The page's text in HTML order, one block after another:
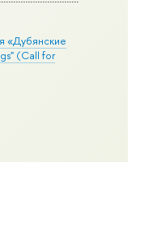
«Дубянские
(Call for